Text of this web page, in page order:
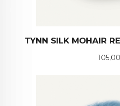
TYNN SILK MOHAIR
Pris
105,00